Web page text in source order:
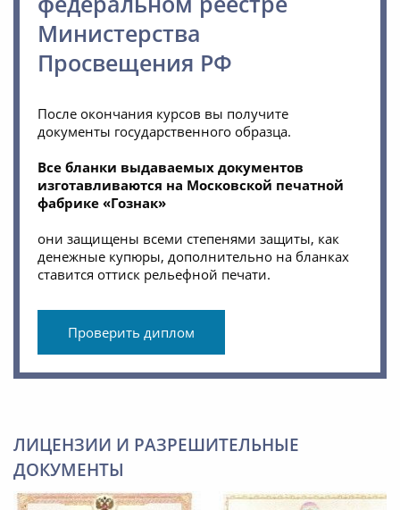
Министерства
Просвещения РФ
После окончания курсов вы получите
документы государственного образца.
Все бланки выдаваемых документов
изготавливаются на Московской печатной
фабрике «Гознак»
они защищены всеми степенями защиты, как
денежные купюры, дополнительно на бланках
ставится оттиск рельефной печати.
Проверить диплом
ЛИЦЕНЗИИ И РАЗРЕШИТЕЛЬНЫЕ
ДОКУМЕНТЫ